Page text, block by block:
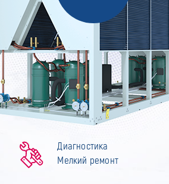
Диагностика
Мелкий ремонт